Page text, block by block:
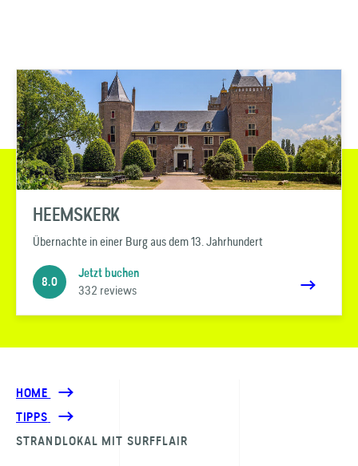
HEEMSKERK
Übernachte in einer Burg aus dem 13. Jahrhundert
8.0
Jetzt buchen
332 reviews
HOME
TIPPS
STRANDLOKAL MIT SURFFLAIR